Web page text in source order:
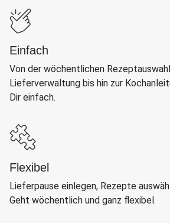
Einfach
Von der wöchentlichen
Lieferverwaltung bis hin zur
Dir einfach.
Flexibel
Lieferpause einlegen, Rezepte
Geht wöchentlich und ganz flexibel.